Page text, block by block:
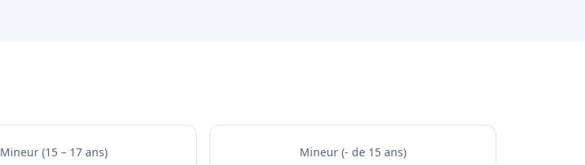
Mineur (15 – 17 ans) Mineur (- de 15 ans)